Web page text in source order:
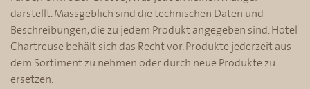
darstellt. Massgeblich sind die technischen Daten und
Beschreibungen, die zu jedem Produkt angegeben sind. Hotel
Chartreuse behält sich das Recht vor, Produkte jederzeit aus
dem Sortiment zu nehmen oder durch neue Produkte zu
ersetzen.